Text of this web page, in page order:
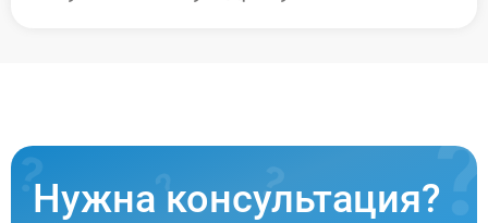
Нужна консультация?